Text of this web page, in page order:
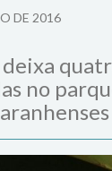
DE 2016
no